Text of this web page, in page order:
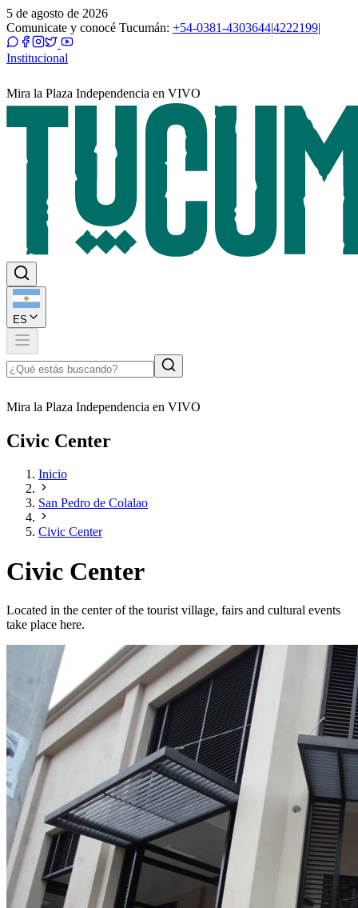
5 de agosto de 2026
Comunicate y conocé Tucumán: +54-0381-4303644|4222199|
Institucional
Mira la Plaza Independencia en VIVO
ES
Mira la Plaza Independencia en VIVO
Civic Center
Inicio
San Pedro de Colalao
Civic Center
Civic Center
Located in the center of the tourist village, fairs and cultural events
take place here.